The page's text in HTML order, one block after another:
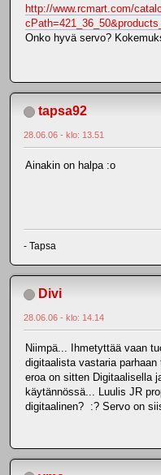
http://www.rcmart.com/
Onko hyvä servo?
tapsa92
28.06.06 - klo: 13.51
Ainakin on halpa :o
- Tapsa
Divi
28.06.06 - klo: 14.14
Niimpä... Ihmetyttää vaan
digitaalista vastaria
eroa on sitten Digitaalisella
käytännössä... Luulis JR
digitaalinen? :? Servo on